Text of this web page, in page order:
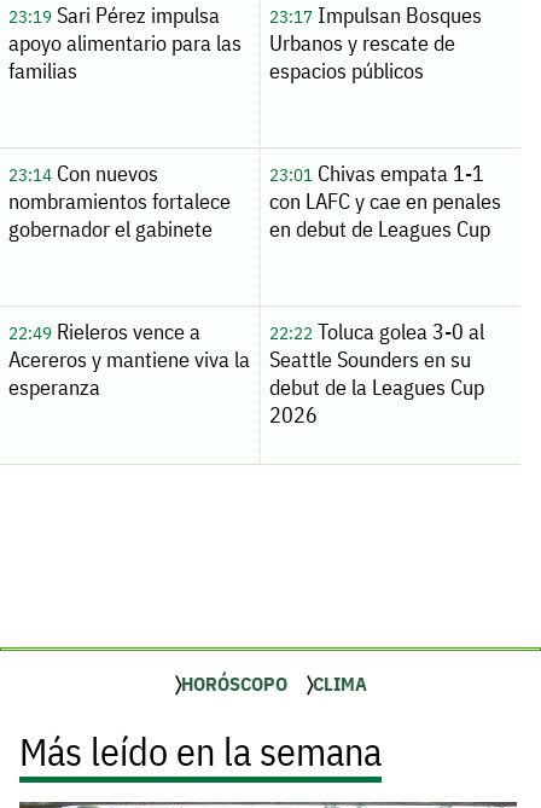
23:19Sari Pérez impulsa
apoyo alimentario para las
familias
23:17Impulsan Bosques
Urbanos y rescate de
espacios públicos
23:14Con nuevos
nombramientos fortalece
gobernador el gabinete
23:01Chivas empata 1-1
con LAFC y cae en penales
en debut de Leagues Cup
22:49Rieleros vence a
Acereros y mantiene viva la
esperanza
22:22Toluca golea 3-0 al
Seattle Sounders en su
debut de la Leagues Cup
2026
HORÓSCOPO CLIMA
Más leído en la semana